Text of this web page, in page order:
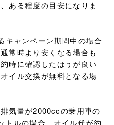
ある程度の目安になりま
キャンペーン期間中の場合
常時より安くなる場合も
時に確認したほうが良い
イル交換が無料となる場
気量が2000ccの乗用車の
トルの場合、オイル代が約